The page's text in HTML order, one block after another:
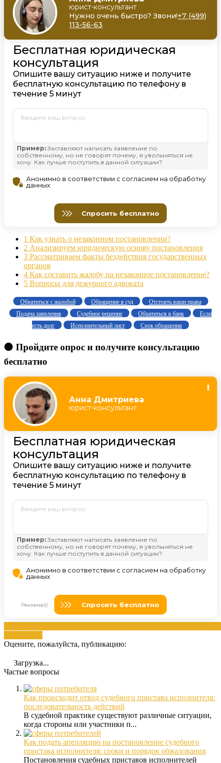
1 Как узнать о незаконном постановлении?
2 Анализируем юридическую основу постановления
3 Рассматриваем факты бездействия государственных
органов
4 Как составить жалобу на незаконное постановление?
5 Вопросы для дежурного адвоката
Обратиться с жалобой Обращение в суд
Отстоять ваши права
Подача заявления
Судебное решение Обратиться в банк
Если
есть долг
Исполнительный лист Срок обращения
🟠 Пройдите опрос и получите консультацию
бесплатно
Оцените, пожалуйста, публикацию:
Загрузка...
Частые вопросы
Как происходит отвод судебного пристава исполнителя:
последовательность действий
В судебной практике существуют различные ситуации,
когда стороны или участники п...
Как подать апелляцию на постановление судебного
пристава исполнителя: сроки и порядок обжалования
Постановления судебных приставов исполнителей